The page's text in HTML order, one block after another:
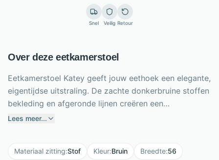
Snel Veilig Retour
Over deze eetkamerstoel
Eetkamerstoel Katey geeft jouw eethoek een elegante,
eigentijdse uitstraling. De zachte donkerbruine stoffen
bekleding en afgeronde lijnen creëren een
uitnodigende zit, terwijl de beige metalen draaipoot
tafel en stap je comfortabel in en uit. Met een breedte
Lees meer...
Materiaal zitting:Stof Kleur:Bruin Breedte:56